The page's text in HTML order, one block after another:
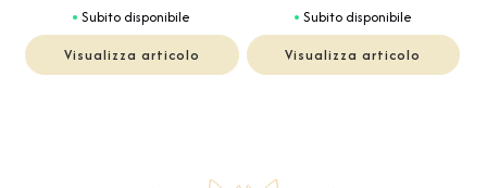
Subito disponibile
Visualizza articolo
Subito disponibile
Visualizza articolo